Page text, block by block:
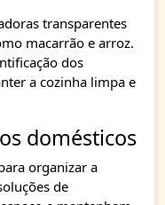
transparentes
macarrão e arroz.
dos
a cozinha limpa e
domésticos
organizar a
de